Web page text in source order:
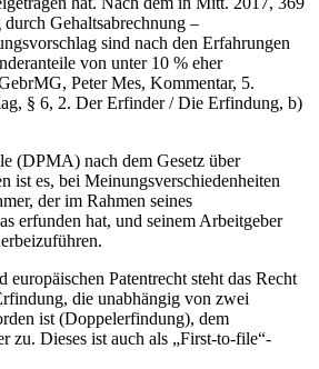
Gehaltsabrechnung –
sind nach den Erfahrungen
von unter 10 % eher
Peter Mes, Kommentar, 5.
§ 6, 2. Der Erfinder / Die Erfindung, b)
(DPMA) nach dem Gesetz über
ist es, bei Meinungsverschiedenheiten
der im Rahmen seines
erfunden hat, und seinem Arbeitgeber
europäischen Patentrecht steht das Recht
die unabhängig von zwei
ist (Doppelerfindung), dem
zu. Dieses ist auch als „First-to-file“-